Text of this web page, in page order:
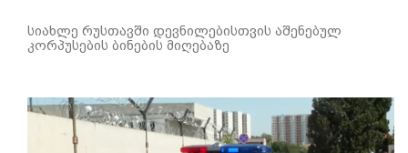
სიახლე რუსთავში დევნილებისთვის აშენებულ
კორპუსების ბინების მიღებაზე